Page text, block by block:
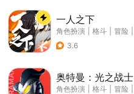
一人之下
角色扮演 格斗 冒险
3.6
奥特曼：光之战士
角色扮演 格斗 冒险